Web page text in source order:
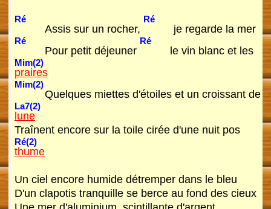
Ré
Assis sur un rocher,
Ré
je regarde la mer
Ré
Pour petit déjeuner
Ré
le vin blanc et les
Mim(2)
praires
Mim(2)
Quelques miettes d'étoiles et un croissant de
La7(2)
lune
Traînent encore sur la toile cirée d'une nuit pos
Ré(2)
thume
Un ciel encore humide détremper dans le bleu
D'un clapotis tranquille se berce au fond des cieux